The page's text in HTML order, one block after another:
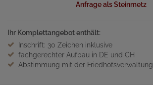
Anfrage als Steinmetz
Ihr Komplettangebot enthält:
Inschrift: 30 Zeichen inklusive
fachgerechter Aufbau in DE und CH
Abstimmung mit der Friedhofsverwaltung